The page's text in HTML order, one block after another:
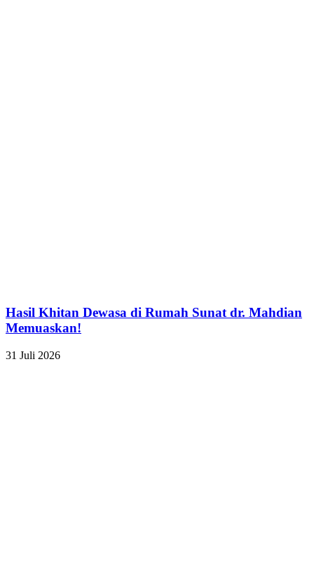
Hasil Khitan Dewasa di Rumah Sunat dr. Mahdian
Memuaskan!
31 Juli 2026